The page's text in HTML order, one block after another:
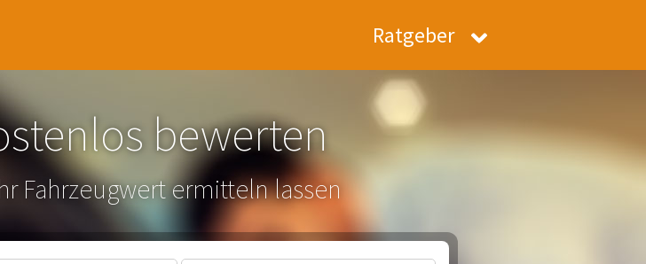
Ratgeber
bewerten
Fahrzeugwert ermitteln lassen